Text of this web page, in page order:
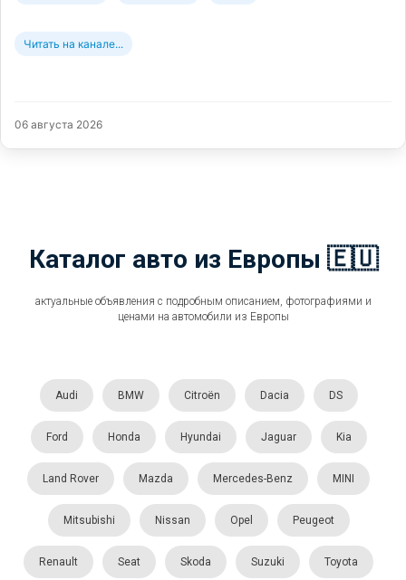
Читать на канале...
06 августа 2026
Каталог авто из Европы 🇪🇺
актуальные объявления с подробным описанием, фотографиями и
ценами на автомобили из Европы
Audi BMW Citroën Dacia DS
Ford Honda Hyundai Jaguar Kia
Land Rover Mazda Mercedes-Benz MINI
Mitsubishi Nissan Opel Peugeot
Renault Seat Skoda Suzuki Toyota